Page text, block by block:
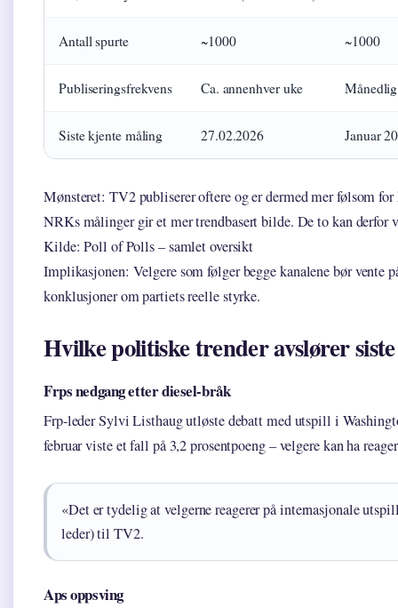
Antall spurte ~1000 ~1000
Publiseringsfrekvens Ca. annenhver uke Månedlig
Siste kjente måling 27.02.2026 Januar
Mønsteret: TV2 publiserer oftere og er dermed mer følsom
NRKs målinger gir et mer trendbasert bilde. De to kan derfor
Kilde: Poll of Polls – samlet oversikt
Implikasjonen: Velgere som følger begge kanalene bør vente
konklusjoner om partiets reelle styrke.
Hvilke politiske trender avslører
Frps nedgang etter diesel-bråk
Frp-leder Sylvi Listhaug utløste debatt med utspill i
februar viste et fall på 3,2 prosentpoeng – velgere kan ha
«Det er tydelig at velgerne reagerer på internasjonale
leder) til TV2.
Aps oppsving